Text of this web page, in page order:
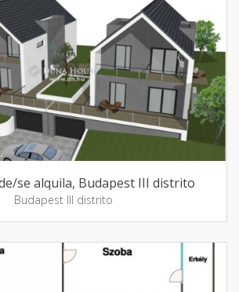
se alquila, Budapest III distrito
Budapest III distrito